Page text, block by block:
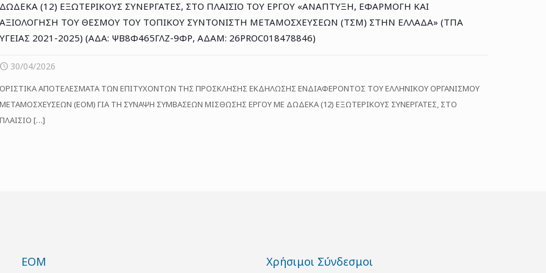
ΔΩΔΕΚΑ (12) ΕΞΩΤΕΡΙΚΟΥΣ ΣΥΝΕΡΓΑΤΕΣ, ΣΤΟ ΠΛΑΙΣΙΟ ΤΟΥ ΕΡΓΟΥ «ΑΝΑΠΤΥΞΗ, ΕΦΑΡΜΟΓΗ ΚΑΙ
ΑΞΙΟΛΟΓΗΣΗ ΤΟΥ ΘΕΣΜΟΥ ΤΟΥ ΤΟΠΙΚΟΥ ΣΥΝΤΟΝΙΣΤΗ ΜΕΤΑΜΟΣΧΕΥΣΕΩΝ (ΤΣΜ) ΣΤΗΝ ΕΛΛΑΔΑ» (ΤΠΑ
ΥΓΕΙΑΣ 2021-2025) (ΑΔΑ: ΨΒ8Φ465ΓΛΖ-9ΦΡ, ΑΔΑΜ: 26PROC018478846)
30/04/2026
ΟΡΙΣΤΙΚΑ ΑΠΟΤΕΛΕΣΜΑΤΑ ΤΩΝ ΕΠΙΤΥΧΟΝΤΩΝ ΤΗΣ ΠΡΟΣΚΛΗΣΗΣ ΕΚΔΗΛΩΣΗΣ ΕΝΔΙΑΦΕΡΟΝΤΟΣ ΤΟΥ ΕΛΛΗΝΙΚΟΥ ΟΡΓΑΝΙΣΜΟΥ
ΜΕΤΑΜΟΣΧΕΥΣΕΩΝ (ΕΟΜ) ΓΙΑ ΤΗ ΣΥΝΑΨΗ ΣΥΜΒΑΣΕΩΝ ΜΙΣΘΩΣΗΣ ΕΡΓΟΥ ΜΕ ΔΩΔΕΚΑ (12) ΕΞΩΤΕΡΙΚΟΥΣ ΣΥΝΕΡΓΑΤΕΣ, ΣΤΟ
ΠΛΑΙΣΙΟ […]
ΕΟΜ Χρήσιμοι Σύνδεσμοι